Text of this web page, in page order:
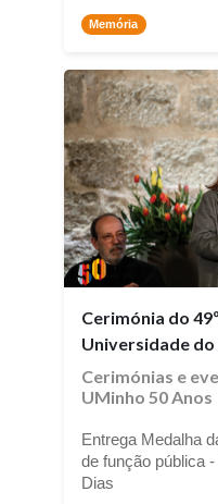
Memória
Cerimónia do
Universidade do
Cerimónias e
UMinho 50 Anos
Entrega Medalha
de função pública
Dias